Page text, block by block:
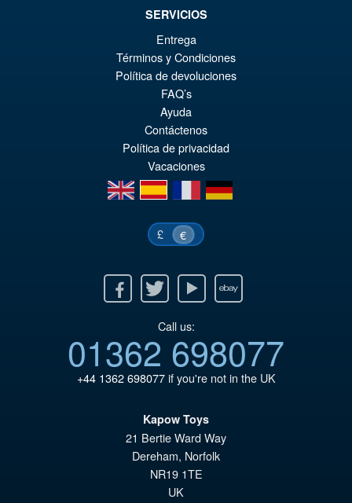
SERVICIOS
Entrega
Términos y Condiciones
Política de devoluciones
FAQ’s
Ayuda
Contáctenos
Política de privacidad
Vacaciones
en
es fr de
£ €
Twitter Youtube Ebay
Call us:
01362 698077
+44 1362 698077if you're not in the UK
Kapow Toys
21 Bertie Ward Way
Dereham, Norfolk
NR19 1TE
UK